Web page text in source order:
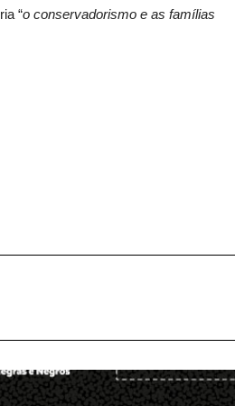
“o conservadorismo e as famílias